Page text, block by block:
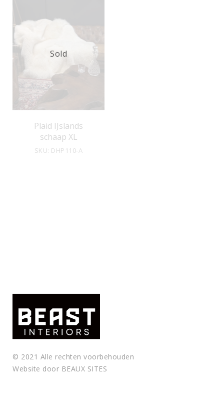
Plaid IJslands
schaap XL
SKU: DHP110-A
Sold
© 2021 Alle rechten voorbehouden
Website door BEAUX SITES